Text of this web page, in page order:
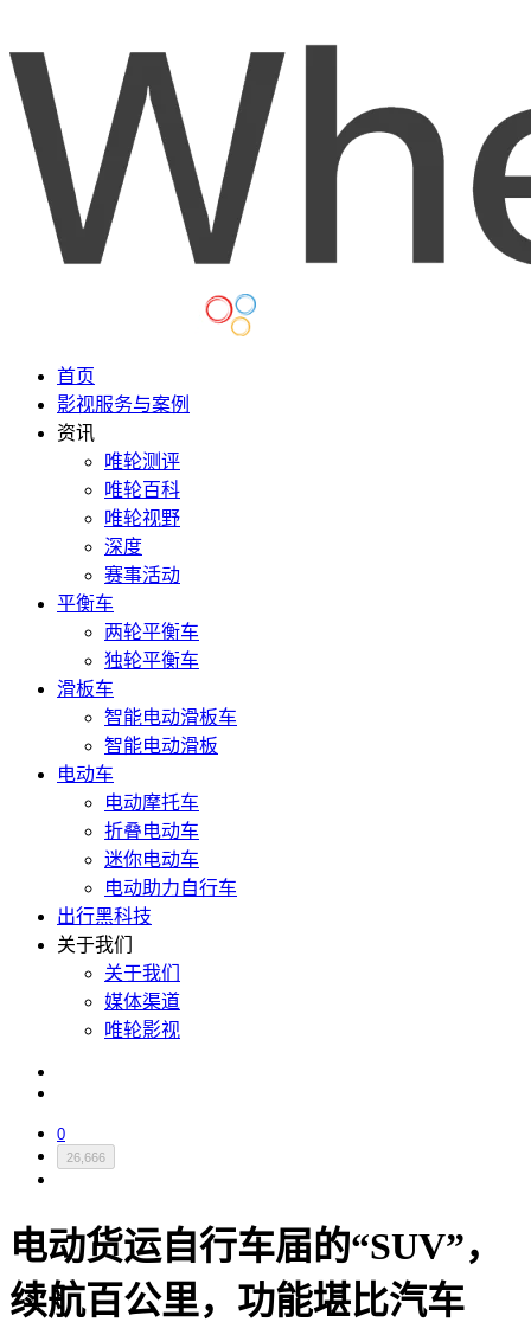
首页
影视服务与案例
资讯
唯轮测评
唯轮百科
唯轮视野
深度
赛事活动
平衡车
两轮平衡车
独轮平衡车
滑板车
智能电动滑板车
智能电动滑板
电动车
电动摩托车
折叠电动车
迷你电动车
电动助力自行车
出行黑科技
关于我们
关于我们
媒体渠道
唯轮影视
0
26,666
电动货运自行车届的“SUV”，
续航百公里，功能堪比汽车